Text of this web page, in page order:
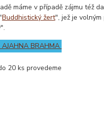
máme v případě zájmu též
Buddhistický žert", jež je
AJAHNA BRAHMA
20 ks provedeme